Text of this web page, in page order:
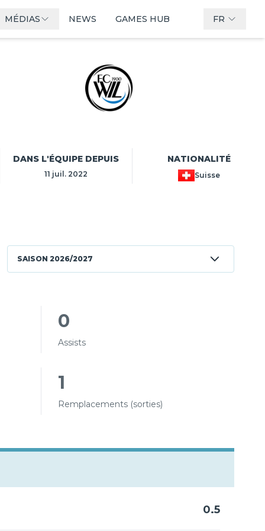
MÉDIAS NEWS GAMES HUB FR
DANS L'ÉQUIPE DEPUIS
11 juil. 2022
NATIONALITÉ
Suisse
SAISON 2026/2027
0
Assists
1
Remplacements (sorties)
0.5